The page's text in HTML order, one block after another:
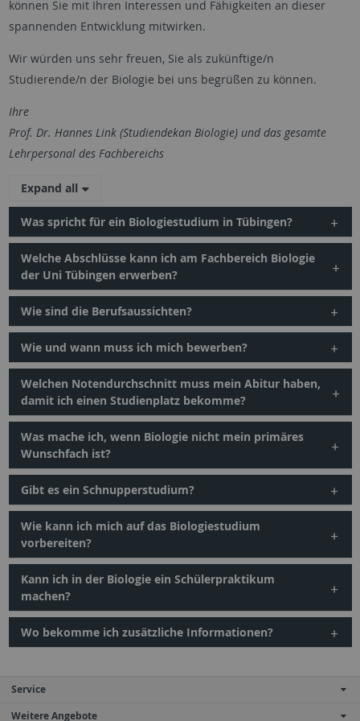
können Sie mit Ihren Interessen und Fähigkeiten an dieser
spannenden Entwicklung mitwirken.
Wir würden uns sehr freuen, Sie als zukünftige/n
Studierende/n der Biologie bei uns begrüßen zu können.
Ihre
Prof. Dr. Hannes Link (Studiendekan Biologie) und das gesamte
Lehrpersonal des Fachbereichs
Expand all
Was spricht für ein Biologiestudium in Tübingen?
Welche Abschlüsse kann ich am Fachbereich Biologie
der Uni Tübingen erwerben?
Wie sind die Berufsaussichten?
Wie und wann muss ich mich bewerben?
Welchen Notendurchschnitt muss mein Abitur haben,
damit ich einen Studienplatz bekomme?
Was mache ich, wenn Biologie nicht mein primäres
Wunschfach ist?
Gibt es ein Schnupperstudium?
Wie kann ich mich auf das Biologiestudium
vorbereiten?
Kann ich in der Biologie ein Schülerpraktikum
machen?
Wo bekomme ich zusätzliche Informationen?
Service
Weitere Angebote